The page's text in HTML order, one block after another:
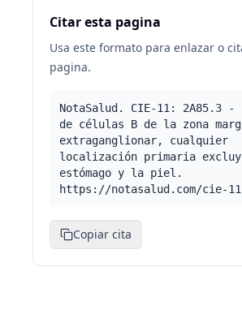
Citar esta pagina
Usa este formato para enlazar o
pagina.
NotaSalud. CIE-11: 2A85.3 -
de células B de la zona
extraganglionar, cualquier
localización primaria
estómago y la piel.
https://notasalud.com/cie-
Copiar cita